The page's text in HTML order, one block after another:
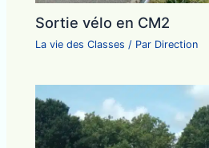
Sortie vélo en CM2
La vie des Classes / Par Direction